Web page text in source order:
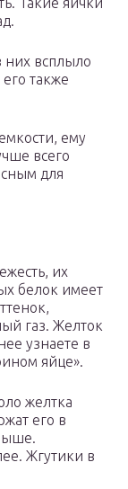
них всплыло
также
ему
всего
для
их
белок имеет
газ. Желток
узнаете в
яйце».
желтка
его в
Жгутики в